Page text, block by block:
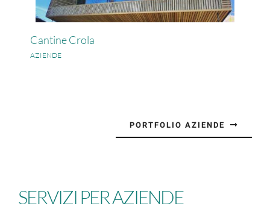
Cantine Crola
AZIENDE
PORTFOLIO AZIENDE
SERVIZI PER AZIENDE